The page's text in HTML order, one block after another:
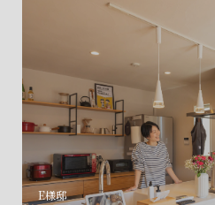
E様邸
土地の活用・賃貸経営に関する
関連施設一覧